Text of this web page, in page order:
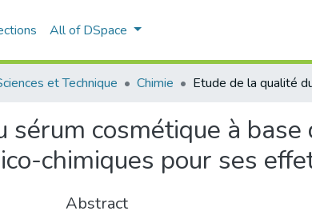
All of DSpace
et Technique Chimie
sérum cosmétique à
chimiques pour ses
Abstract